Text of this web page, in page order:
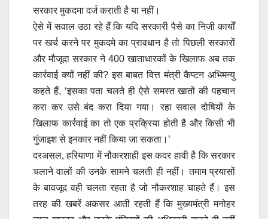
सरकार मुकदमा दर्ज कराती है या नहीं।
ऐसे में सवाल उठा रहे हैं कि यदि सरकारी पैसे का निजी कार्यों
पर खर्च करने पर मुकदमे का प्रावधान है तो पिछली सरकारों
और मौजूदा सरकार ने 400 खाताधारकों के खिलाफ अब तक
कार्रवाई क्यों नहीं की? इस बाबत वित्त मंत्री कैप्टन अभिमन्यु
कहते हैं, ‘इसका पता चलते ही ऐसे समस्त खातों की पहचान
करा कर उसे बंद करा दिया गया। रहा सवाल दोषियों के
खिलाफ कार्रवाई का तो एक प्रक्रिया होती है और किसी भी
गुंजाइश से इनकार नहीं किया जा सकता।’
दरअसल, हरियाणा में नौकरशाही इस कदर हावी है कि सरकार
चलाने वालों की उनके सामने चलती ही नहीं। तमाम प्रयासों
के बावजूद वही चलता रहता है जो नौकरशाह चाहते हैं। इस
तरह की खबरें अकसर आती रहती हैं कि मुख्यमंत्री मनोहर